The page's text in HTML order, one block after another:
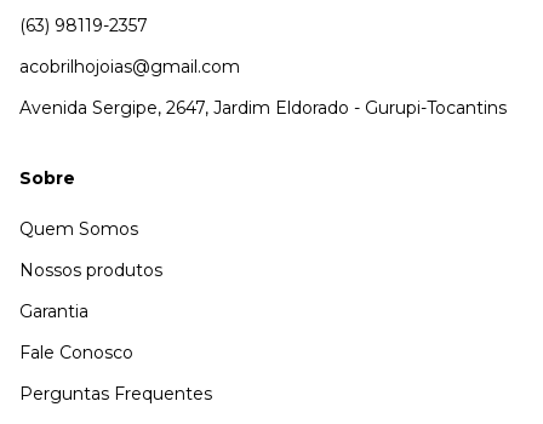
(63) 98119-2357
acobrilhojoias@gmail.com
Avenida Sergipe, 2647, Jardim Eldorado - Gurupi-Tocantins
Sobre
Quem Somos
Nossos produtos
Garantia
Fale Conosco
Perguntas Frequentes